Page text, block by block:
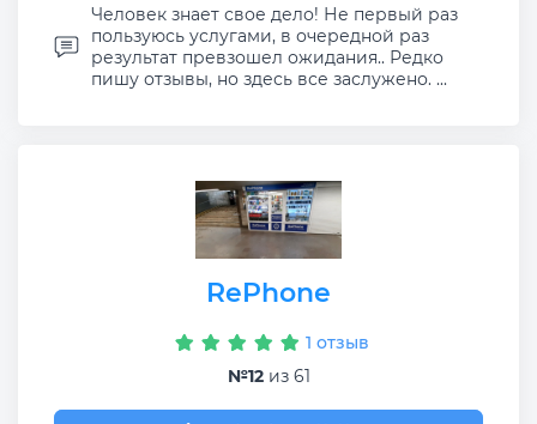
Человек знает свое дело! Не первый раз
пользуюсь услугами, в очередной раз
результат превзошел ожидания.. Редко
пишу отзывы, но здесь все заслужено. ...
RePhone
1 отзыв
№12из 61